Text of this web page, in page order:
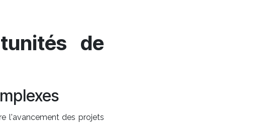
de
l'avancement des projets